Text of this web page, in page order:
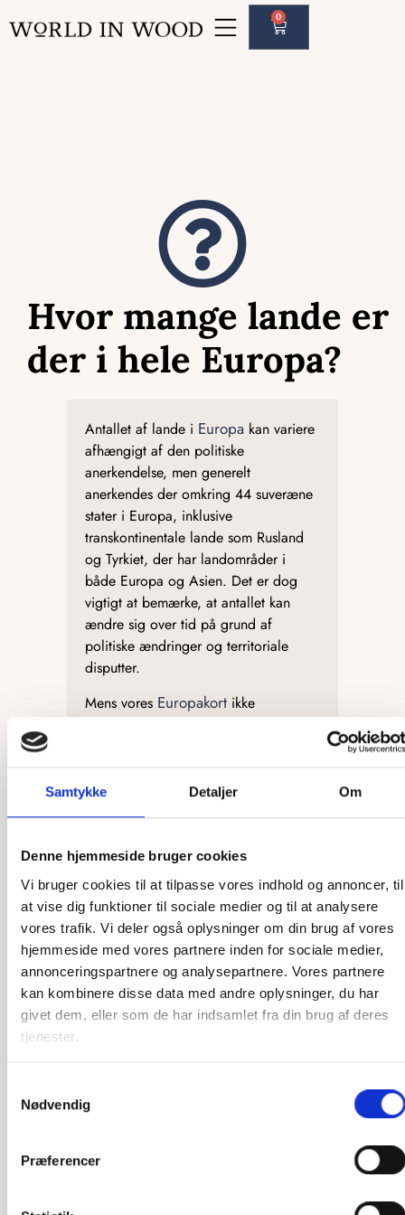
Samtykke Detaljer Om
Denne hjemmeside bruger cookies
Vi bruger cookies til at tilpasse vores indhold og annoncer, til
at vise dig funktioner til sociale medier og til at analysere
vores trafik. Vi deler også oplysninger om din brug af vores
hjemmeside med vores partnere inden for sociale medier,
annonceringspartnere og analysepartnere. Vores partnere
kan kombinere disse data med andre oplysninger, du har
givet dem, eller som de har indsamlet fra din brug af deres
tjenester.
Nødvendig
Præferencer
0
Hvor mange lande er
der i hele Europa?
Antallet af lande i Europa kan variere
afhængigt af den politiske
anerkendelse, men generelt
anerkendes der omkring 44 suveræne
stater i Europa, inklusive
transkontinentale lande som Rusland
og Tyrkiet, der har landområder i
både Europa og Asien. Det er dog
vigtigt at bemærke, at antallet kan
ændre sig over tid på grund af
politiske ændringer og territoriale
disputter.
Mens vores Europakort ikke
med.
Se relaterede produkter:
Verdenskort i træ